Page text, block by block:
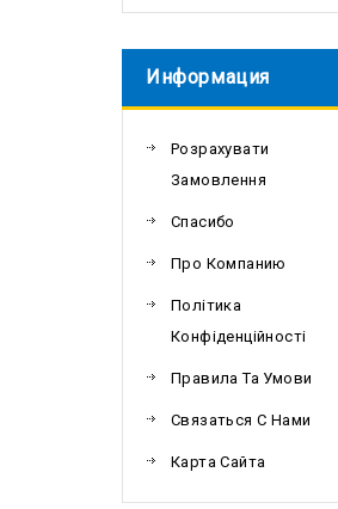
Информация
Розрахувати
Замовлення
Спасибо
Про Компанию
Політика
Конфіденційності
Правила Та Умови
Связаться С Нами
Карта Сайта